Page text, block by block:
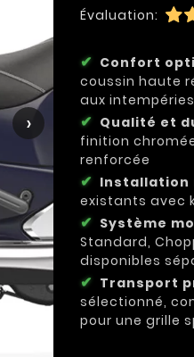
›
Évaluation:
Confort
coussin haute
aux intempéries
Qualité et
finition
renforcée
Installation
existants avec
Système
Standard,
disponibles
Transport
sélectionné,
pour une grille